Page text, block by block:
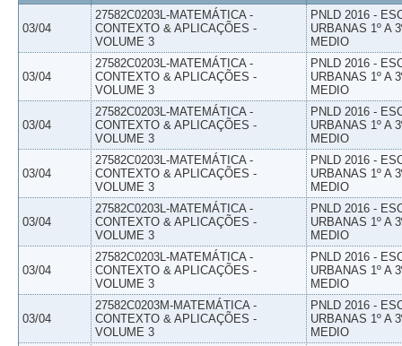
03/04
27582C0203L-MATEMÁTICA -
CONTEXTO & APLICAÇÕES -
VOLUME 3
PNLD 2016 -
URBANAS 1º A
MEDIO
03/04
27582C0203L-MATEMÁTICA -
CONTEXTO & APLICAÇÕES -
VOLUME 3
PNLD 2016 -
URBANAS 1º A
MEDIO
03/04
27582C0203L-MATEMÁTICA -
CONTEXTO & APLICAÇÕES -
VOLUME 3
PNLD 2016 -
URBANAS 1º A
MEDIO
03/04
27582C0203L-MATEMÁTICA -
CONTEXTO & APLICAÇÕES -
VOLUME 3
PNLD 2016 -
URBANAS 1º A
MEDIO
03/04
27582C0203L-MATEMÁTICA -
CONTEXTO & APLICAÇÕES -
VOLUME 3
PNLD 2016 -
URBANAS 1º A
MEDIO
03/04
27582C0203L-MATEMÁTICA -
CONTEXTO & APLICAÇÕES -
VOLUME 3
PNLD 2016 -
URBANAS 1º A
MEDIO
03/04
27582C0203M-MATEMÁTICA -
CONTEXTO & APLICAÇÕES -
VOLUME 3
PNLD 2016 -
URBANAS 1º A
MEDIO